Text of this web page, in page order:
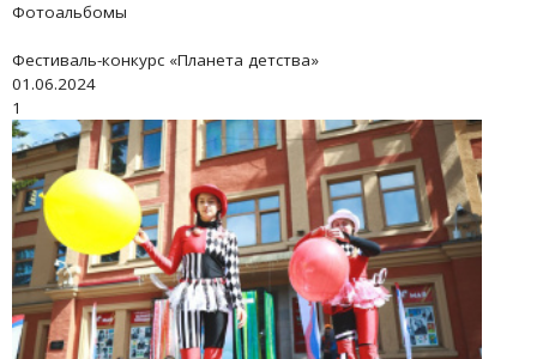
Фотоальбомы
Фестиваль-конкурс «Планета детства»
01.06.2024
1